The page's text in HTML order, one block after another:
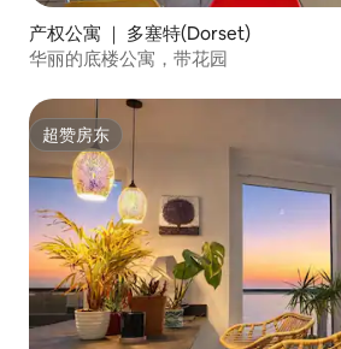
产权公寓 ｜ 多塞特(Dorset)
华丽的底楼公寓，带花园
超赞房东
超赞房东